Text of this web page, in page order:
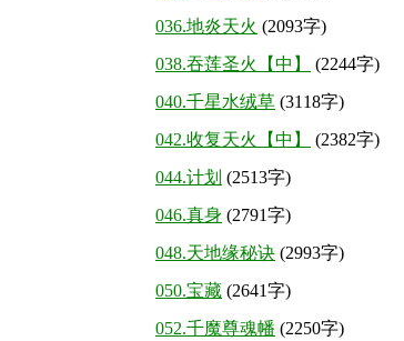
036.地炎天火 (2093字)
038.吞莲圣火【中】
(2244字)
040.千星水绒草 (3118字)
042.收复天火【中】
(2382字)
044.计划 (2513字)
046.真身 (2791字)
048.天地缘秘诀 (2993字)
050.宝藏 (2641字)
052.千魔尊魂幡 (2250字)